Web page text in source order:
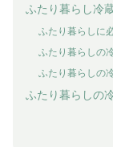
ふたり暮らし冷
ふたり暮らしに
ふたり暮らしの
ふたり暮らしの
ふたり暮らしの